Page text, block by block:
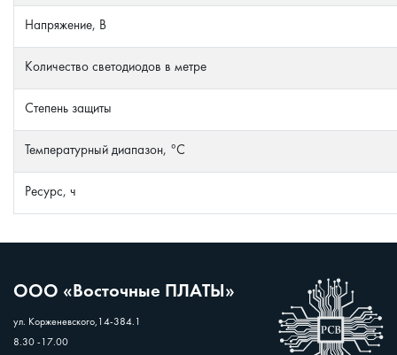
Напряжение, В
Количество светодиодов в метре
Степень защиты
Температурный диапазон, °C
Ресурс, ч
ООО «Восточные ПЛАТЫ»
ул. Корженевского,14-384.1
8.30 -17.00